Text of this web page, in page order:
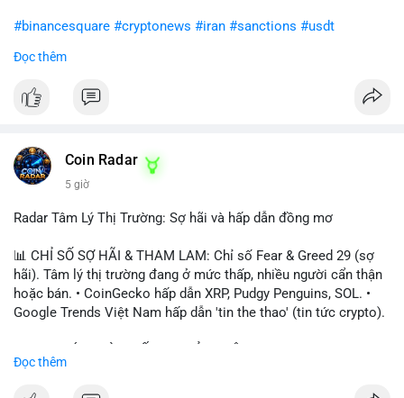
#binancesquare #cryptonews #iran #sanctions #usdt
$usdt
#vlikevn #titanbot
Đọc thêm
Coin Radar
5 giờ
Radar Tâm Lý Thị Trường: Sợ hãi và hấp dẫn đồng mơ
📊 CHỈ SỐ SỢ HÃI & THAM LAM: Chỉ số Fear & Greed 29 (sợ
hãi). Tâm lý thị trường đang ở mức thấp, nhiều người cẩn thận
hoặc bán. • CoinGecko hấp dẫn XRP, Pudgy Penguins, SOL. •
Google Trends Việt Nam hấp dẫn 'tin the thao' (tin tức crypto).
ONDO, CASHCAT. • Chủ đề 'tô thị ty na' (tỷ giá) và 'giao thông'
Đọc thêm